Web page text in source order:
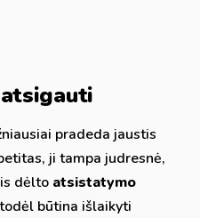
pradeda jaustis
ji tampa judresnė,
dėlto atsistatymo
būtina išlaikyti